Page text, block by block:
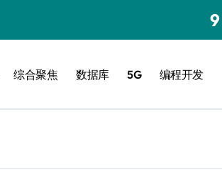
9
综合聚焦 数据库 5G 编程开发